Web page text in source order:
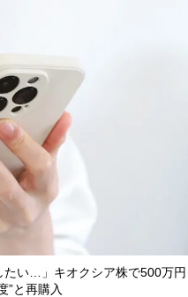
たい…」キオクシア株で500万円
”と再購入